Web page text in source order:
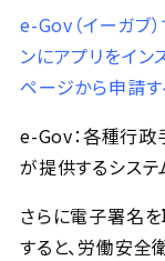
e-Gov（イーガブ
ンにアプリをイン
ページから申請す
e-Gov：各種行政
が提供するシステ
さらに電子署名を
すると、労働安